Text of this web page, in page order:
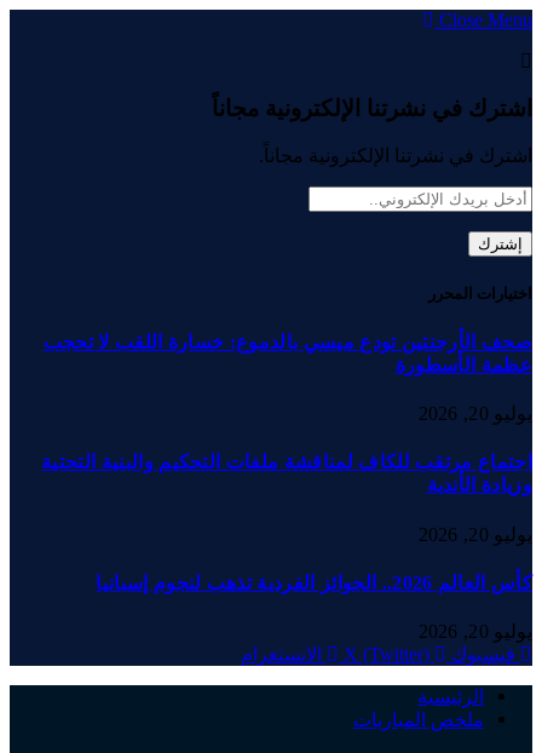
Close Menu
اشترك في نشرتنا الإلكترونية مجاناً
اشترك في نشرتنا الإلكترونية مجاناً.
اختيارات المحرر
صحف الأرجنتين تودع ميسي بالدموع: خسارة اللقب لا تحجب
عظمة الأسطورة
يوليو 20, 2026
اجتماع مرتقب للكاف لمناقشة ملفات التحكيم والبنية التحتية
وزيادة الأندية
يوليو 20, 2026
كأس العالم 2026.. الجوائز الفردية تذهب لنجوم إسبانيا
يوليو 20, 2026
فيسبوك
X (Twitter) الانستغرام
الرئيسية
ملخص المباريات